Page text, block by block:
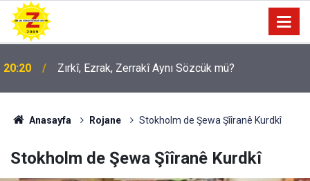
09:56 Ji Zilma Partîzanan Nimûneyeka Piçûk
Anasayfa Rojane Stokholm de Şewa Şîîranê Kurdkî
Stokholm de Şewa Şîîranê Kurdkî